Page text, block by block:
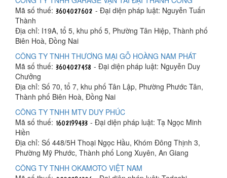
Mã số thuế:
- Đại diện pháp luật: Nguyễn Tuấn
Thành
Địa chỉ: I19A, tổ 5, khu phố 5, Phường Tân Hiệp, Thành phố
Biên Hoà, Đồng Nai
CÔNG TY TNHH THƯƠNG MẠI GỖ HOÀNG NAM PHÁT
Mã số thuế:
- Đại diện pháp luật: Nguyễn Duy
Chưởng
Địa chỉ: Số 70, tổ 7, khu phố Tân Lập, Phường Phước Tân,
Thành phố Biên Hoà, Đồng Nai
CÔNG TY TNHH MTV DUY PHÚC
Mã số thuế:
- Đại diện pháp luật: Tạ Ngọc Minh
Hiền
Địa chỉ: Số 448/5H Thoại Ngọc Hầu, Khóm Đông Thịnh 3,
Phường Mỹ Phước, Thành phố Long Xuyên, An Giang
CÔNG TY TNHH OKAMOTO VIỆT NAM